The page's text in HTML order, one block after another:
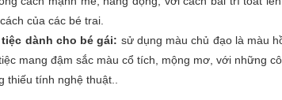
của các bé trai.
dành cho bé gái: sử dụng màu chủ đạo là màu
mang đậm sắc màu cổ tích, mộng mơ, với những
thiếu tính nghệ thuật..